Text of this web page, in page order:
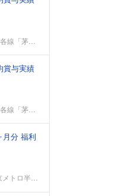
町」駅よ
賞与実績
町」駅よ
月分 福利
蔵門線「